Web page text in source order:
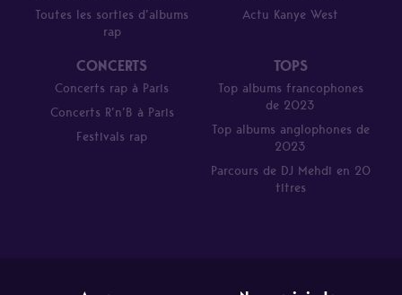
Toutes les sorties d’albums
rap
Actu Kanye West
CONCERTS
Concerts rap à Paris
Concerts R’n’B à Paris
Festivals rap
TOPS
Top albums francophones
de 2023
Top albums anglophones de
2023
Parcours de DJ Mehdi en 20
titres